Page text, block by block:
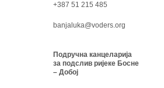
+387 51 215 485
banjaluka@voders.org
Подручна канцеларија
за подслив ријеке Босне
– Добој